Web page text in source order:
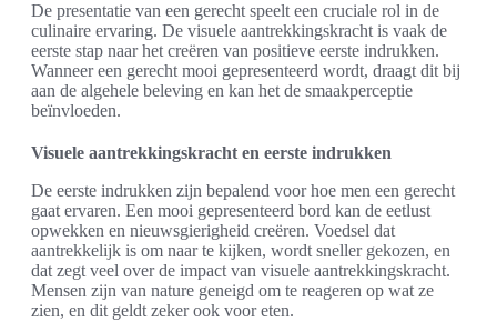
De presentatie van een gerecht speelt een cruciale rol in de
culinaire ervaring. De visuele aantrekkingskracht is vaak de
eerste stap naar het creëren van positieve eerste indrukken.
Wanneer een gerecht mooi gepresenteerd wordt, draagt dit bij
aan de algehele beleving en kan het de smaakperceptie
beïnvloeden.
Visuele aantrekkingskracht en eerste indrukken
De eerste indrukken zijn bepalend voor hoe men een gerecht
gaat ervaren. Een mooi gepresenteerd bord kan de eetlust
opwekken en nieuwsgierigheid creëren. Voedsel dat
aantrekkelijk is om naar te kijken, wordt sneller gekozen, en
dat zegt veel over de impact van visuele aantrekkingskracht.
Mensen zijn van nature geneigd om te reageren op wat ze
zien, en dit geldt zeker ook voor eten.